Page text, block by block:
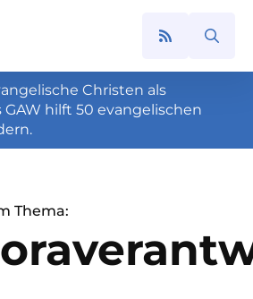
Search
Christen als
hilft 50 evangelischen
Thema: